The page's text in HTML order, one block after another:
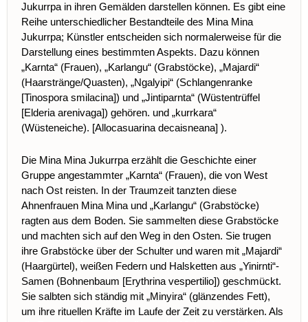
Jukurrpa in ihren Gemälden darstellen können. Es gibt eine
Reihe unterschiedlicher Bestandteile des Mina Mina
Jukurrpa; Künstler entscheiden sich normalerweise für die
Darstellung eines bestimmten Aspekts. Dazu können
„Karnta“ (Frauen), „Karlangu“ (Grabstöcke), „Majardi“
(Haarstränge/Quasten), „Ngalyipi“ (Schlangenranke
[Tinospora smilacina]) und „Jintiparnta“ (Wüstentrüffel
[Elderia arenivaga]) gehören. und „kurrkara“
(Wüsteneiche). [Allocasuarina decaisneana] ).
Die Mina Mina Jukurrpa erzählt die Geschichte einer
Gruppe angestammter „Karnta“ (Frauen), die von West
nach Ost reisten. In der Traumzeit tanzten diese
Ahnenfrauen Mina Mina und „Karlangu“ (Grabstöcke)
ragten aus dem Boden. Sie sammelten diese Grabstöcke
und machten sich auf den Weg in den Osten. Sie trugen
ihre Grabstöcke über der Schulter und waren mit „Majardi“
(Haargürtel), weißen Federn und Halsketten aus „Yinirnti“-
Samen (Bohnenbaum [Erythrina vespertilio]) geschmückt.
Sie salbten sich ständig mit „Minyira“ (glänzendes Fett),
um ihre rituellen Kräfte im Laufe der Zeit zu verstärken. Als